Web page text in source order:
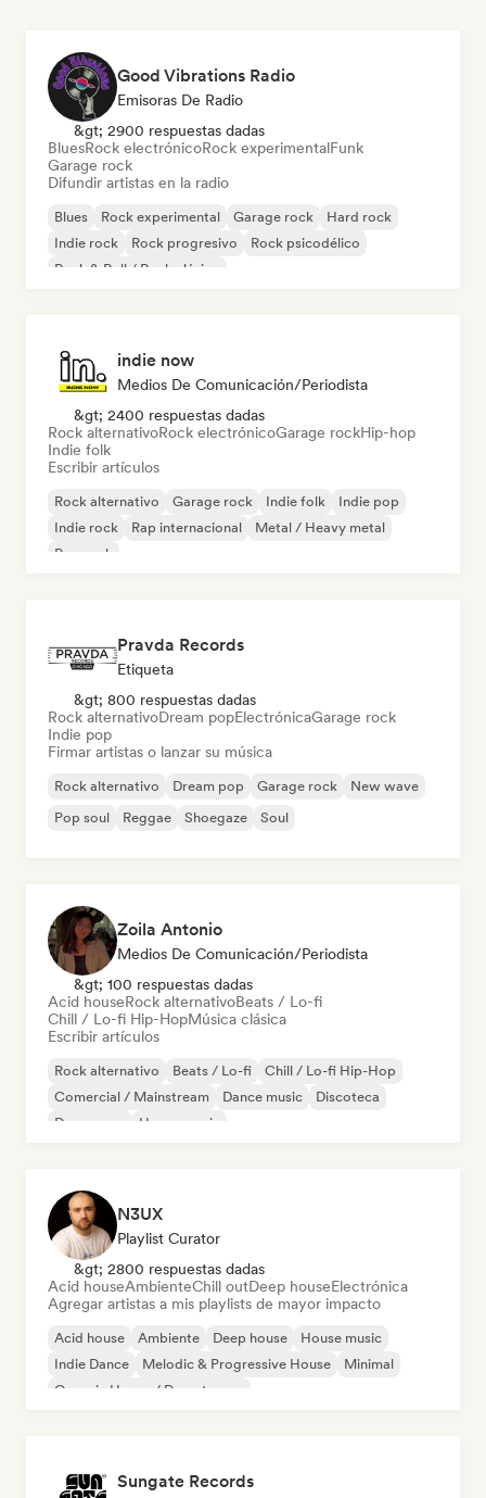
Good Vibrations Radio
Emisoras De Radio
&gt; 2900 respuestas dadas
BluesRock electrónicoRock experimentalFunk
Garage rock
Difundir artistas en la radio
Blues Rock experimental Garage rock
Hard rock
Indie rock
Rock progresivo
Rock psicodélico
Rock & Roll / Rock clásico
indie now
Medios De Comunicación/Periodista
&gt; 2400 respuestas dadas
Rock alternativoRock electrónicoGarage rockHip-hop
Indie folk
Escribir artículos
Rock alternativo Garage rock Indie folk
Indie pop
Indie rock
Rap internacional
Metal / Heavy metal
Pop rock
Pravda Records
Etiqueta
&gt; 800 respuestas dadas
Rock alternativoDream popElectrónicaGarage rock
Indie pop
Firmar artistas o lanzar su música
Rock alternativo Dream pop Garage rock
New wave
Pop soul
Reggae Shoegaze Soul
Zoila Antonio
Medios De Comunicación/Periodista
&gt; 100 respuestas dadas
Acid houseRock alternativoBeats / Lo-fi
Chill / Lo-fi Hip-HopMúsica clásica
Escribir artículos
Rock alternativo Beats / Lo-fi
Chill / Lo-fi Hip-Hop
Comercial / Mainstream
Dance music
Discoteca
Dream pop
House music
N3UX
Playlist Curator
&gt; 2800 respuestas dadas
Acid houseAmbienteChill outDeep houseElectrónica
Agregar artistas a mis playlists de mayor impacto
Acid house Ambiente Deep house
House music
Indie Dance
Melodic & Progressive House
Minimal
Organic House / Downtempo
Sungate Records